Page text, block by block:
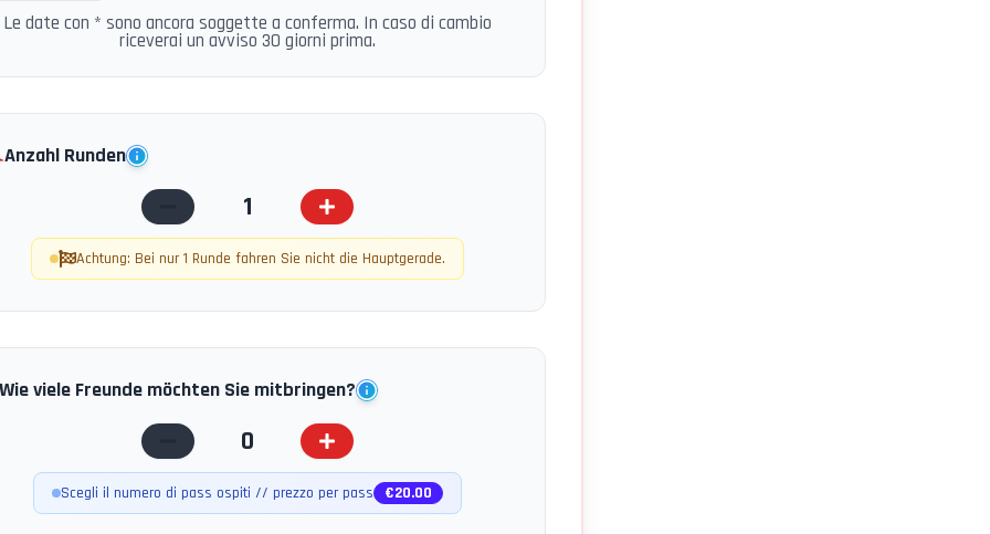
Le date con * sono ancora soggette a conferma. In caso di cambio
riceverai un avviso 30 giorni prima.
Anzahl Runden
1
Achtung: Bei nur 1 Runde fahren Sie nicht die Hauptgerade.
Wie viele Freunde möchten Sie mitbringen?
0
Scegli il numero di pass ospiti // prezzo per pass €20.00